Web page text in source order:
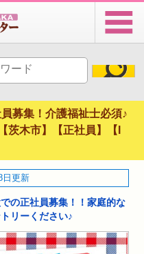
募集！介護福祉士必須♪
茨木市】【正社員】【I
日更新
の正社員募集！！家庭的な
リーください♪